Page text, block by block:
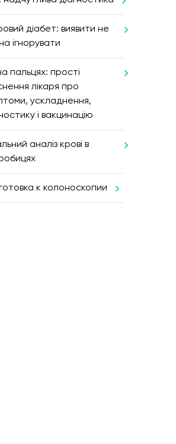
діабет: виявити не
ігнорувати
пальцях: прості
лікаря про
ускладнення,
і вакцинацію
аналіз крові в
к колоноскопии